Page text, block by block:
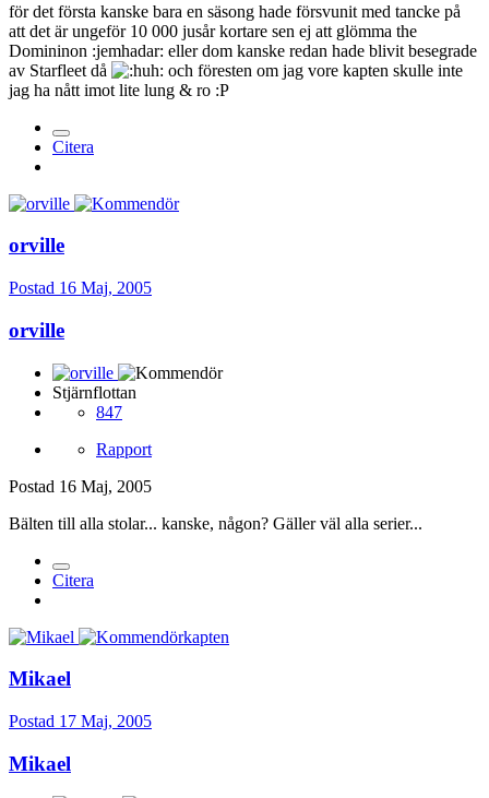
för det första kanske bara en säsong hade försvunit med tancke på
att det är ungeför 10 000 jusår kortare sen ej att glömma the
Domininon :jemhadar: eller dom kanske redan hade blivit besegrade
av Starfleet då
och föresten om jag vore kapten skulle inte
jag ha nått imot lite lung & ro :P
Citera
orville
Postad 16 Maj, 2005
orville
Stjärnflottan
847
Rapport
Postad 16 Maj, 2005
Bälten till alla stolar... kanske, någon? Gäller väl alla serier...
Citera
Mikael
Postad 17 Maj, 2005
Mikael